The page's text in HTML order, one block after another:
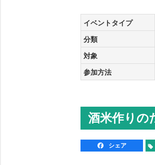
イベントタイプ
分類
対象
参加方法
酒米作りの
シェア